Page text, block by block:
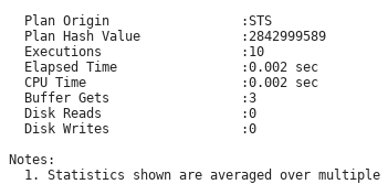
  Plan Origin                 :STS
  Plan Hash Value             :2842999589
  Executions                  :10
  Elapsed Time                :0.002 sec
  CPU Time                    :0.002 sec
  Buffer Gets                 :3
  Disk Reads                  :0
  Disk Writes                 :0
Notes:
1. Statistics shown are averaged over multiple